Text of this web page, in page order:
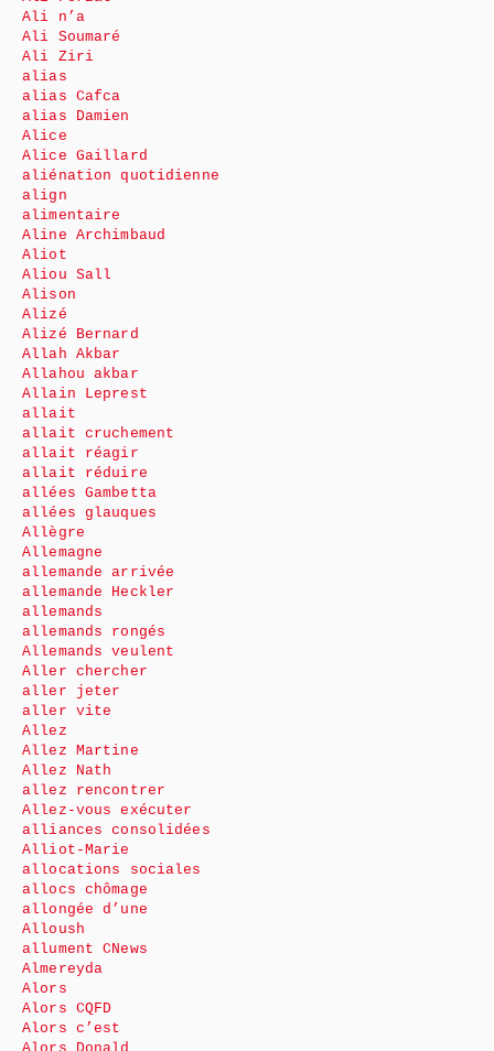
Ali n’a
Ali Soumaré
Ali Ziri
alias
alias Cafca
alias Damien
Alice
Alice Gaillard
aliénation quotidienne
align
alimentaire
Aline Archimbaud
Aliot
Aliou Sall
Alison
Alizé
Alizé Bernard
Allah Akbar
Allahou akbar
Allain Leprest
allait
allait cruchement
allait réagir
allait réduire
allées Gambetta
allées glauques
Allègre
Allemagne
allemande arrivée
allemande Heckler
allemands
allemands rongés
Allemands veulent
Aller chercher
aller jeter
aller vite
Allez
Allez Martine
Allez Nath
allez rencontrer
Allez-vous exécuter
alliances consolidées
Alliot-Marie
allocations sociales
allocs chômage
allongée d’une
Alloush
allument CNews
Almereyda
Alors
Alors CQFD
Alors c’est